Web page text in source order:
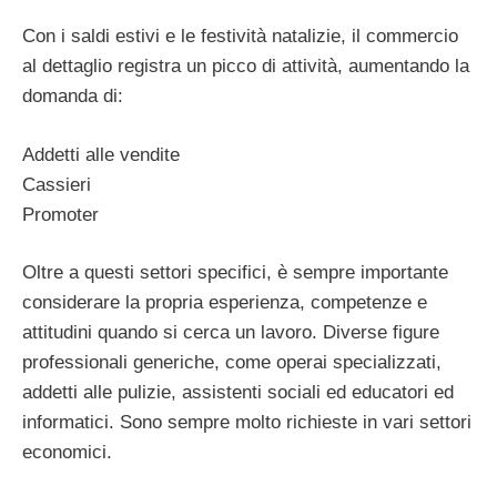
Con i saldi estivi e le festività natalizie, il commercio
al dettaglio registra un picco di attività, aumentando la
domanda di:
Addetti alle vendite
Cassieri
Promoter
Oltre a questi settori specifici, è sempre importante
considerare la propria esperienza, competenze e
attitudini quando si cerca un lavoro. Diverse figure
professionali generiche, come operai specializzati,
addetti alle pulizie, assistenti sociali ed educatori ed
informatici. Sono sempre molto richieste in vari settori
economici.